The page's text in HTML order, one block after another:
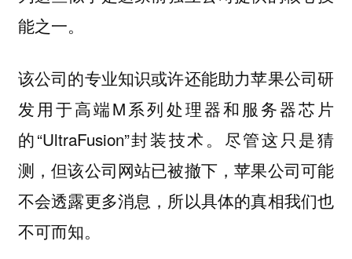
能之一。
该公司的专业知识或许还能助力苹果公司研
发用于高端M系列处理器和服务器芯片
的“UltraFusion”封装技术。尽管这只是猜
测，但该公司网站已被撤下，苹果公司可能
不会透露更多消息，所以具体的真相我们也
不可而知。